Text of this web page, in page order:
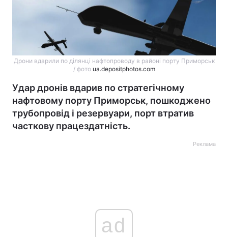
Дрони вдарили по ділянці нафтопроводу в районі порту Приморськ
/ фото ua.depositphotos.com
Удар дронів вдарив по стратегічному
нафтовому порту Приморськ, пошкоджено
трубопровід і резервуари, порт втратив
часткову працездатність.
Реклама
ad